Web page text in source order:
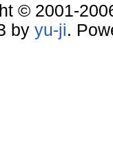
© 2001-
by yu-ji.